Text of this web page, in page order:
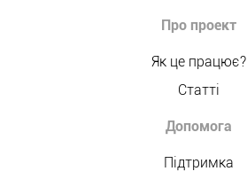
Про проект
Як це працює?
Статті
Допомога
Підтримка